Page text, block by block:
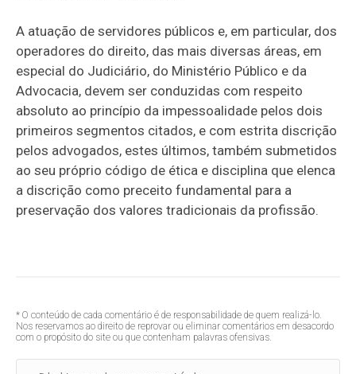
A atuação de servidores públicos e, em particular, dos
operadores do direito, das mais diversas áreas, em
especial do Judiciário, do Ministério Público e da
Advocacia, devem ser conduzidas com respeito
absoluto ao princípio da impessoalidade pelos dois
primeiros segmentos citados, e com estrita discrição
pelos advogados, estes últimos, também submetidos
ao seu próprio código de ética e disciplina que elenca
a discrição como preceito fundamental para a
preservação dos valores tradicionais da profissão.
* O conteúdo de cada comentário é de responsabilidade de quem realizá-lo.
Nos reservamos ao direito de reprovar ou eliminar comentários em desacordo
com o propósito do site ou que contenham palavras ofensivas.